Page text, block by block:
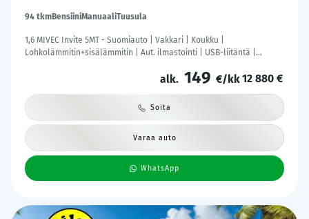
94 tkmBensiiniManuaaliTuusula
1,6 MIVEC Invite 5MT - Suomiauto | Vakkari | Koukku |
Lohkolämmitin+sisälämmitin | Aut. ilmastointi | USB-liitäntä |
alk. 149 €/kk12 880 €
Soita
Varaa auto
WhatsApp